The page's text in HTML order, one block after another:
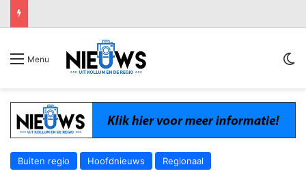
Menu
Buiten regio Hoofdnieuws Regionaal